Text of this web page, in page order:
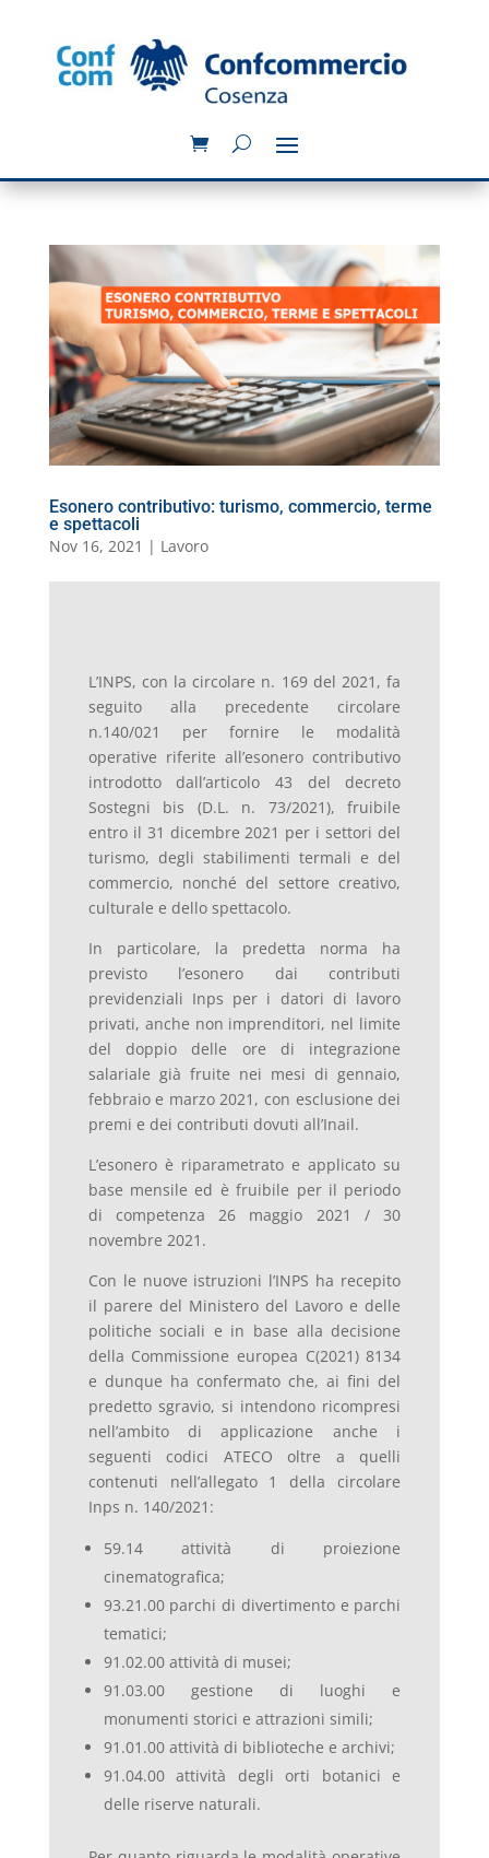
Esonero contributivo: turismo, commercio, terme
e spettacoli
Nov 16, 2021 | Lavoro
L’INPS, con la circolare n. 169 del 2021, fa
seguito alla precedente circolare
n.140/021 per fornire le modalità
operative riferite all’esonero contributivo
introdotto dall’articolo 43 del decreto
Sostegni bis (D.L. n. 73/2021), fruibile
entro il 31 dicembre 2021 per i settori del
turismo, degli stabilimenti termali e del
commercio, nonché del settore creativo,
culturale e dello spettacolo.
In particolare, la predetta norma ha
previsto l’esonero dai contributi
previdenziali Inps per i datori di lavoro
privati, anche non imprenditori, nel limite
del doppio delle ore di integrazione
salariale già fruite nei mesi di gennaio,
febbraio e marzo 2021, con esclusione dei
premi e dei contributi dovuti all’Inail.
L’esonero è riparametrato e applicato su
base mensile ed è fruibile per il periodo
di competenza 26 maggio 2021 / 30
novembre 2021.
Con le nuove istruzioni l’INPS ha recepito
il parere del Ministero del Lavoro e delle
politiche sociali e in base alla decisione
della Commissione europea C(2021) 8134
e dunque ha confermato che, ai fini del
predetto sgravio, si intendono ricompresi
nell’ambito di applicazione anche i
seguenti codici ATECO oltre a quelli
contenuti nell’allegato 1 della circolare
Inps n. 140/2021:
59.14 attività di proiezione
cinematografica;
93.21.00 parchi di divertimento e parchi
tematici;
91.02.00 attività di musei;
91.03.00 gestione di luoghi e
monumenti storici e attrazioni simili;
91.01.00 attività di biblioteche e archivi;
91.04.00 attività degli orti botanici e
delle riserve naturali.